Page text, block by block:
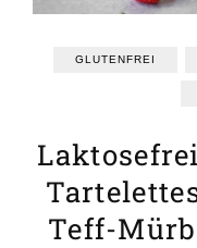
GLUTENFREI
Teff-